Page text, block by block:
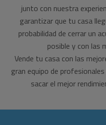
junto con nuestra
garantizar que tu casa
probabilidad de cerrar un
posible y con las
Vende tu casa con las
gran equipo de
sacar el mejor